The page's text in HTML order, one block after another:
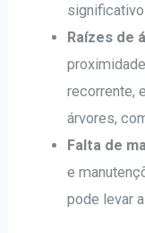
Raízes de
recorrente,
árvores,
Falta de
e
pode levar